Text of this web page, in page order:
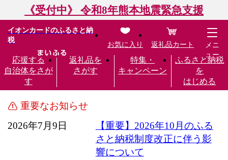
《受付中》 令和8年熊本地震緊急支援
イオンカードのふるさと納
税
応援する
自治体をさが
す
返礼品を
さがす
特集・
キャンペーン
ふるさと納税
を
はじめる
お気に入り 返礼品カート
メニ
ュー
重要なお知らせ
2026年7月9日
【重要】2026年10月のふる
さと納税制度改正に伴う影
響について